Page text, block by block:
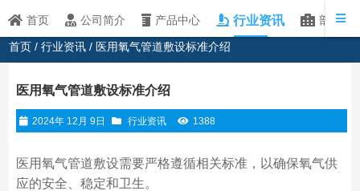
首页 公司简介 产品中心 行业资讯 部分客
首页 /行业资讯 / 医用氧气管道敷设标准介绍
医用氧气管道敷设标准介绍
2024年 12月 9日 行业资讯 1388
医用氧气管道敷设需要严格遵循相关标准，以确保氧气供
应的安全、稳定和卫生。